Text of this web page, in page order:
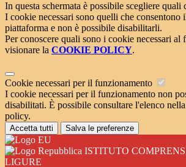
In questa schermata è possibile scegliere quali
I cookie necessari sono quelli che consentono
piattaforma e non è possibile disabilitarli.
Per conoscere quali sono i cookie necessari al
visionare la COOKIE POLICY.
Cookie necessari per il funzionamento
I cookie necessari per il funzionamento non
disabilitati. È possibile consultare l'elenco
policy.
Accetta tutti Salva le preferenze
ISTITUTO
LIGURE